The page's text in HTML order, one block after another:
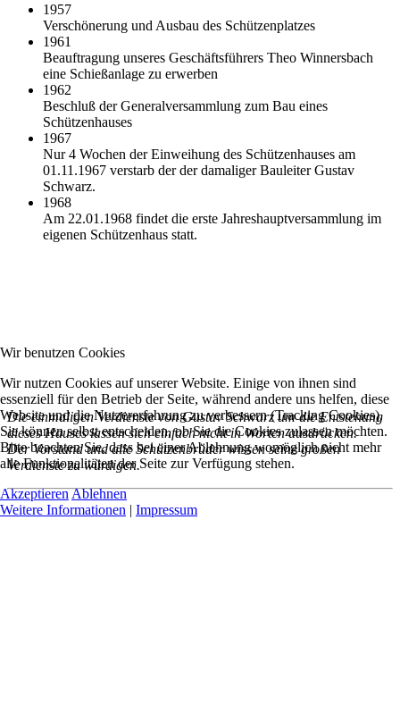
1957
Verschönerung und Ausbau des Schützenplatzes
1961
Beauftragung unseres Geschäftsführers Theo Winnersbach
eine Schießanlage zu erwerben
1962
Beschluß der Generalversammlung zum Bau eines
Schützenhauses
1967
Nur 4 Wochen der Einweihung des Schützenhauses am
01.11.1967 verstarb der der damaliger Bauleiter Gustav
Schwarz.
1968
Am 22.01.1968 findet die erste Jahreshauptversammlung im
eigenen Schützenhaus statt.
Die einmaligen Verdienste von Gustav Schwarz um die Entstehung
dieses Hauses lassen sich einfach nicht in Worten ausdrücken.
Der Vorstand und alle Schützenbrüder wissen seine großen
Verdienste zu würdigen.
Wir benutzen Cookies
Wir nutzen Cookies auf unserer Website. Einige von ihnen sind
essenziell für den Betrieb der Seite, während andere uns helfen, diese
Website und die Nutzererfahrung zu verbessern (Tracking Cookies).
Sie können selbst entscheiden, ob Sie die Cookies zulassen möchten.
Bitte beachten Sie, dass bei einer Ablehnung womöglich nicht mehr
alle Funktionalitäten der Seite zur Verfügung stehen.
AkzeptierenAblehnen
Weitere Informationen | Impressum